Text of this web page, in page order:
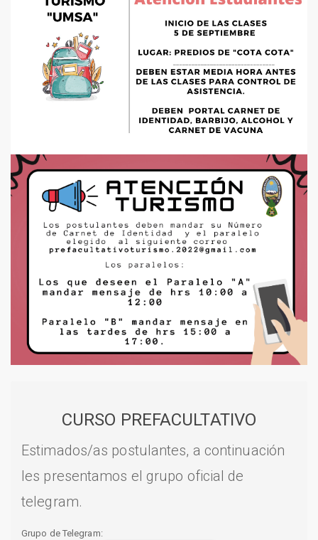
CURSO PREFACULTATIVO
Estimados/as postulantes, a continuación
les presentamos el grupo oficial de
telegram.
Grupo de Telegram: